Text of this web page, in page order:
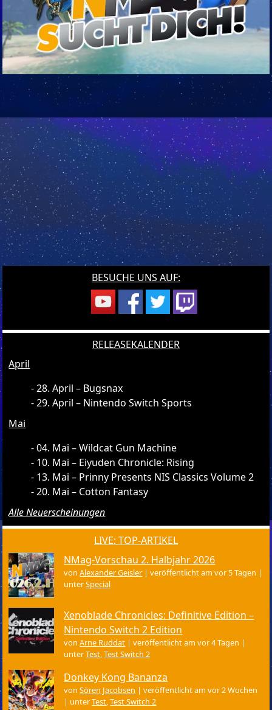
BESUCHE UNS AUF:
RELEASEKALENDER
April
28. April – Bugsnax
29. April – Nintendo Switch Sports
Mai
04. Mai – Wildcat Gun Machine
10. Mai – Eiyuden Chronicle: Rising
13. Mai – Prinny Presents NIS Classics Volume 2
20. Mai – Cotton Fantasy
Alle Neuerscheinungen
LIVE: TOP-ARTIKEL
NMag-Vorschau 2. Halbjahr 2026
vonAlexander Geisler |veröffentlicht am vor 5 Tagen |
unterSpecial
Xenoblade Chronicles: Definitive Edition –
Nintendo Switch 2 Edition
vonArne Ruddat |veröffentlicht am vor 4 Tagen |
unterTest,Test Switch 2
Donkey Kong Bananza
vonSören Jacobsen |veröffentlicht am vor 2 Wochen
| unterTest,Test Switch 2